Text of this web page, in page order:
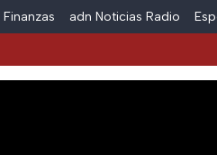
Finanzas adn Noticias Radio